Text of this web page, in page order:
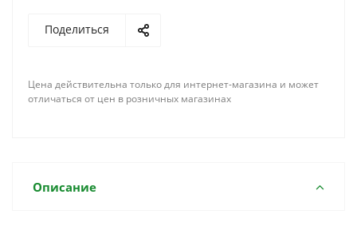
Поделиться
Цена действительна только для интернет-магазина и может
отличаться от цен в розничных магазинах
Описание